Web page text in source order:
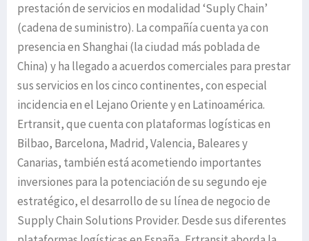
prestación de servicios en modalidad ‘Suply Chain’
(cadena de suministro). La compañía cuenta ya con
presencia en Shanghai (la ciudad más poblada de
China) y ha llegado a acuerdos comerciales para prestar
sus servicios en los cinco continentes, con especial
incidencia en el Lejano Oriente y en Latinoamérica.
Ertransit, que cuenta con plataformas logísticas en
Bilbao, Barcelona, Madrid, Valencia, Baleares y
Canarias, también está acometiendo importantes
inversiones para la potenciación de su segundo eje
estratégico, el desarrollo de su línea de negocio de
Supply Chain Solutions Provider. Desde sus diferentes